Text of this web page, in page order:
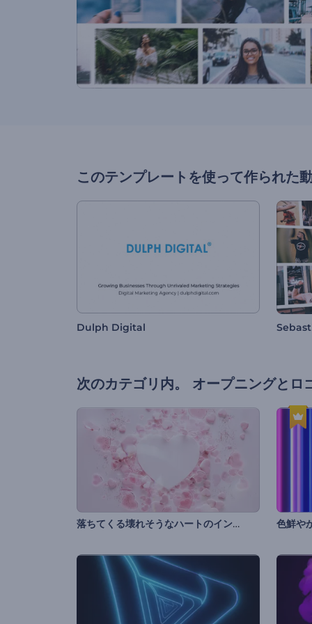
このテンプレートを使って作られた
Dulph Digital
次のカテゴリ内。 オープニングとロ
落ちてくる壊れそうなハートのイントロ動画 色鮮や